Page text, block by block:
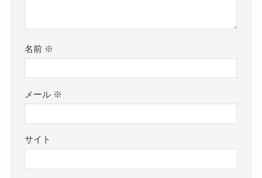
名前 ※
メール ※
サイト